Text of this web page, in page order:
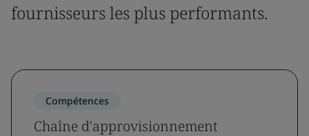
fournisseurs les plus performants.
Compétences
Chaîne d'approvisionnement